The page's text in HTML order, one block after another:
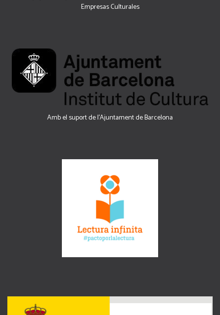
Empresas Culturales
Amb el suport de l’Ajuntament de Barcelona